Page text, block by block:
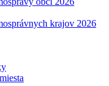
krajov 2026